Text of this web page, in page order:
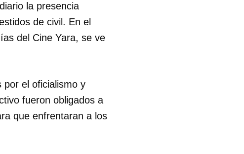
la presencia
de civil. En el
del Cine Yara, se ve
por el oficialismo y
fueron obligados a
que enfrentaran a los